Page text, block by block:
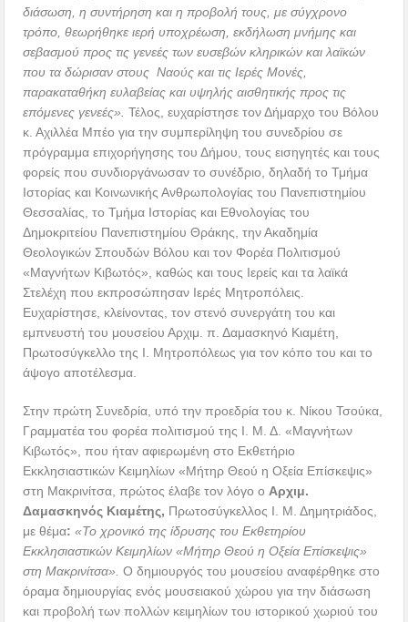
διάσωση, η συντήρηση και η προβολή τους, με σύγχρονο
τρόπο, θεωρήθηκε ιερή υποχρέωση, εκδήλωση μνήμης και
σεβασμού προς τις γενεές των ευσεβών κληρικών και λαϊκών
που τα δώρισαν στους Ναούς και τις Ιερές Μονές,
παρακαταθήκη ευλαβείας και υψηλής αισθητικής προς τις
επόμενες γενεές». Τέλος, ευχαρίστησε τον Δήμαρχο του Βόλου
κ. Αχιλλέα Μπέο για την συμπερίληψη του συνεδρίου σε
πρόγραμμα επιχορήγησης του Δήμου, τους εισηγητές και τους
φορείς που συνδιοργάνωσαν το συνέδριο, δηλαδή το Τμήμα
Ιστορίας και Κοινωνικής Ανθρωπολογίας του Πανεπιστημίου
Θεσσαλίας, το Τμήμα Ιστορίας και Εθνολογίας του
Δημοκριτείου Πανεπιστημίου Θράκης, την Ακαδημία
Θεολογικών Σπουδών Βόλου και τον Φορέα Πολιτισμού
«Μαγνήτων Κιβωτός», καθώς και τους Ιερείς και τα λαϊκά
Στελέχη που εκπροσώπησαν Ιερές Μητροπόλεις.
Ευχαρίστησε, κλείνοντας, τον στενό συνεργάτη του και
εμπνευστή του μουσείου Αρχιμ. π. Δαμασκηνό Κιαμέτη,
Πρωτοσύγκελλο της Ι. Μητροπόλεως για τον κόπο του και το
άψογο αποτέλεσμα.
Στην πρώτη Συνεδρία, υπό την προεδρία του κ. Νίκου Τσούκα,
Γραμματέα του φορέα πολιτισμού της Ι. Μ. Δ. «Μαγνήτων
Κιβωτός», που ήταν αφιερωμένη στο Εκθετήριο
Εκκλησιαστικών Κειμηλίων «Μήτηρ Θεού η Οξεία Επίσκεψις»
στη Μακρινίτσα, πρώτος έλαβε τον λόγο ο Αρχιμ.
Δαμασκηνός Κιαμέτης, Πρωτοσύγκελλος Ι. Μ. Δημητριάδος,
με θέμα:«Το χρονικό της ίδρυσης του Εκθετηρίου
Εκκλησιαστικών Κειμηλίων «Μήτηρ Θεού η Οξεία Επίσκεψις»
στη Μακρινίτσα».Ο δημιουργός του μουσείου αναφέρθηκε στο
όραμα δημιουργίας ενός μουσειακού χώρου για την διάσωση
και προβολή των πολλών κειμηλίων του ιστορικού χωριού του